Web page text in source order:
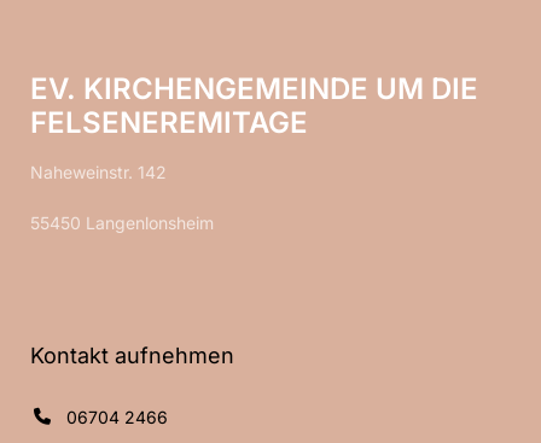
EV. KIRCHENGEMEINDE UM DIE
FELSENEREMITAGE
Naheweinstr. 142
55450 Langenlonsheim
Kontakt aufnehmen
06704 2466